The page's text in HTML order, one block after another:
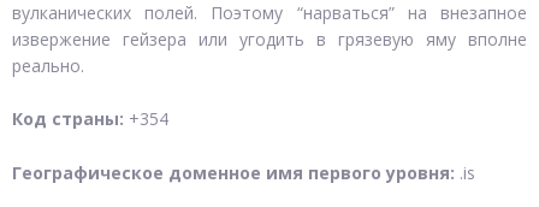
вулканических полей. Поэтому “нарваться” на внезапное
извержение гейзера или угодить в грязевую яму вполне
реально.
Код страны: +354
Географическое доменное имя первого уровня: .is